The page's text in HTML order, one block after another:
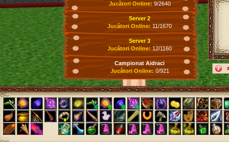
Jucători Online: 9/2640
Server 2
Jucători Online: 11/1670
Server 3
Jucători Online: 12/1160
Campionat Aidraci
Jucători Online: 0/921